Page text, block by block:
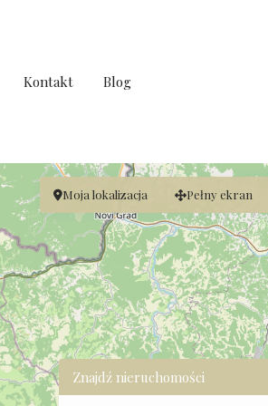
Kontakt Blog
Moja lokalizacja Pełny ekran
Znajdź nieruchomości